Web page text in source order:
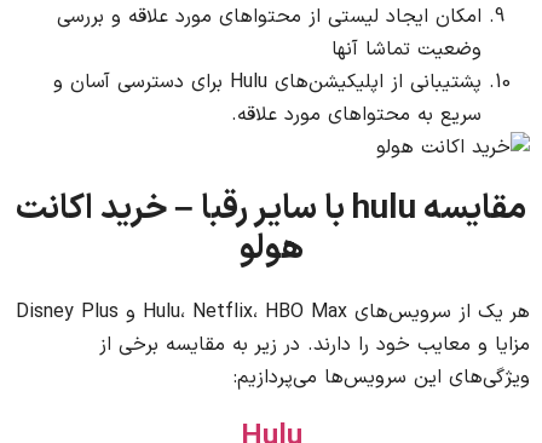
امکان ایجاد لیستی از محتواهای مورد علاقه و بررسی
وضعیت تماشا آنها
پشتیبانی از اپلیکیشن‌های Hulu برای دسترسی آسان و
سریع به محتواهای مورد علاقه.
مقایسه hulu با سایر رقبا – خرید اکانت
هولو
هر یک از سرویس‌های Hulu، Netflix، HBO Max و Disney Plus
مزایا و معایب خود را دارند. در زیر به مقایسه برخی از
ویژگی‌های این سرویس‌ها می‌پردازیم: